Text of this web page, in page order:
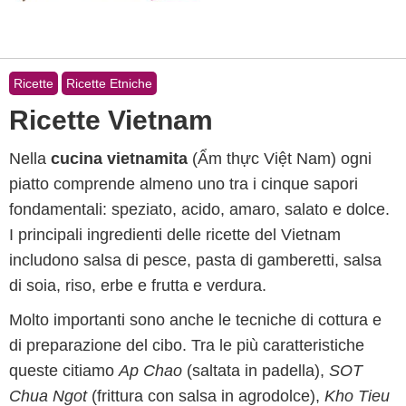
Ricette Ricette Etniche
Ricette Vietnam
Nella cucina vietnamita (Ẩm thực Việt Nam) ogni
piatto comprende almeno uno tra i cinque sapori
fondamentali: speziato, acido, amaro, salato e dolce.
I principali ingredienti delle ricette del Vietnam
includono salsa di pesce, pasta di gamberetti, salsa
di soia, riso, erbe e frutta e verdura.
Molto importanti sono anche le tecniche di cottura e
di preparazione del cibo. Tra le più caratteristiche
queste citiamoAp Chao (saltata in padella), SOT
Chua Ngot(frittura con salsa in agrodolce), Kho Tieu